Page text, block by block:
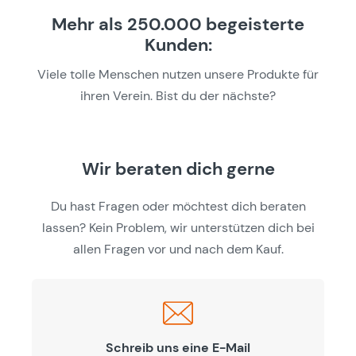
Mehr als 250.000 begeisterte
Kunden:
Viele tolle Menschen nutzen unsere Produkte für
ihren Verein. Bist du der nächste?
Wir beraten dich gerne
Du hast Fragen oder möchtest dich beraten
lassen? Kein Problem, wir unterstützen dich bei
allen Fragen vor und nach dem Kauf.
Schreib uns eine E-Mail